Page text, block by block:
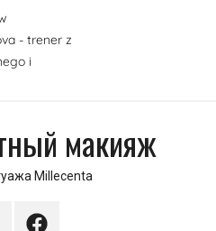
- trener z
i
макияж
Millecenta
Facebook